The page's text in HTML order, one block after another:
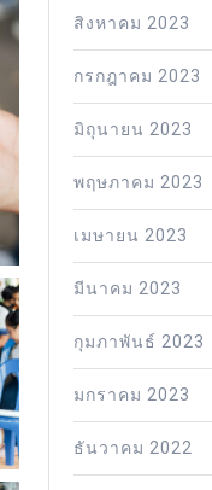
สิงหาคม 2023
กรกฎาคม 2023
มิถุนายน 2023
พฤษภาคม 2023
เมษายน 2023
มีนาคม 2023
กุมภาพันธ์ 2023
มกราคม 2023
ธันวาคม 2022